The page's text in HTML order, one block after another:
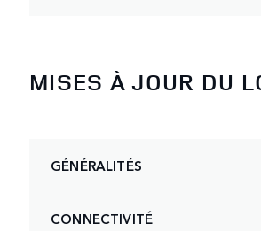
MISES À JOUR DU
GÉNÉRALITÉS
CONNECTIVITÉ